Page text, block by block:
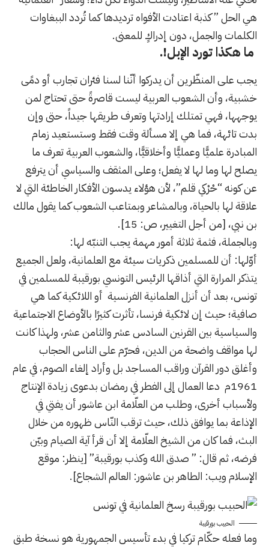
هي الحل ” كذبة اعتادت الأفواه ترديدها كما تُردد الببغاوات
الكلمات والجمل، دون إدراكٍ للمعنى.
ما هكذاتورد الإبل!.
يجب على المنظّرين أن يدركوا أنّنا لسنا فئران تجارب أو دمًى
خشبية، وأن الشعوب العربية ليست قاصرةً حتى تحتاج لمن
يوجهها، فهي تمتلك إرادتها وتعرف طريقها جيداً، حتى وإن
بدت تائهة، فما هي إلا مسألة وقت فقط وستستعيد زمام
المبادرة علميًّا وعمليًّا وأخلاقيًّا، والشعوب العربية تعرف ما
يصلح لها وما لها لا يفعل؛ وعلى المثقف والسياسي أن يترفع
عن كونه “حْرْكي قلم”، لأن هؤلاء يدسون الأفكار الخاطئة التي لا
علاقة لها بالحياة، وبالمشاعر وبمتاعب الشعوب كما يقول مالك
بن نبي، [من أجل التغيير، ص: 15].
وبالجملة، فثمة ثلاثة أمور مهمة يجب التنبّه لها:
أوّلها: أن للمسلمين ذكريات سيئة مع العلمانية، ولعل الجميع
يتذكر المرارة التي أذاقها الرئيس التونسي بورقيبة للمسلمين في
تونس، بعد أن أنزلالعلمانيةالفرنسية أو اللائكية كما هي
صافية؛ حيث إن لائكية فرنسا، تأثرت كثيرًا بالأوضاع الاجتماعية
والسياسية بين القرنين السادس عشر والثامن عشر، ولهذا كانت
لها مواقف واضحة من الدين، فحرّم على الناس الحجاب
وأغلق دور القرآن وراقب المساجد بل وأراد إلغاء الصوم، في عام
1961م دعا العمال إلى الفطر في رمضان بدعوى زيادة الإنتاج
ولأسباب أخرى، وطلب من العلّامة ابن عاشور أن يفتي في
الإذاعة بما يوافق ذلك، حيث ترقب النّاس ظهوره من خلال
البث، فما كان من الشيخ العلّامة إلا أن قرأ آية الصيام وبيّن
فرضه، ثم قال: ” صدق الله وكذب بورقيبة” [ينظر: موقع
الإسلام ويب: الطاهر بن عاشور: العالم الشجاع].
الحبيب بورقيبة
وما فعله حكّام تركيا في بدء تأسيس الجمهورية هو نسخة طبق